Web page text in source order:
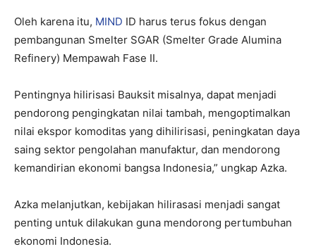
Oleh karena itu, MIND ID harus terus fokus dengan
pembangunan Smelter SGAR (Smelter Grade Alumina
Refinery) Mempawah Fase II.
Pentingnya hilirisasi Bauksit misalnya, dapat menjadi
pendorong pengingkatan nilai tambah, mengoptimalkan
nilai ekspor komoditas yang dihilirisasi, peningkatan daya
saing sektor pengolahan manufaktur, dan mendorong
kemandirian ekonomi bangsa Indonesia,” ungkap Azka.
Azka melanjutkan, kebijakan hilirasasi menjadi sangat
penting untuk dilakukan guna mendorong pertumbuhan
ekonomi Indonesia.